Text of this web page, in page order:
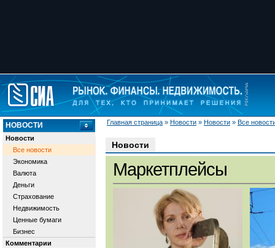
Главная страница » Новости » Новости » Все
НОВОСТИ
Новости
Все новости
Экономика
Валюта
Деньги
Страхование
Недвижимость
Ценные бумаги
Бизнес
Комментарии
Новости
Маркетплейсы